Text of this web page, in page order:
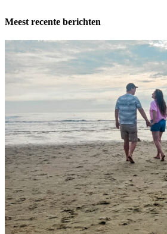
Meest recente berichten